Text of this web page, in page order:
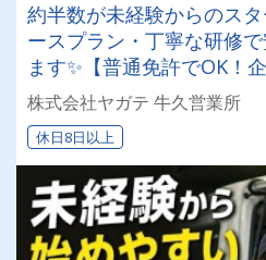
約半数が未経験からのス
ースプラン・丁寧な研修
ます✨【普通免許でOK！
バー！！】日払い・週払い
活安定♪＼社員登用実績あ
狙えます！／
株式会社ヤガテ 牛久営業所
休日8日以上